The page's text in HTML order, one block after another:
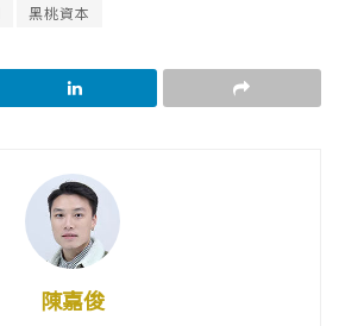
黑桃資本
陳嘉俊